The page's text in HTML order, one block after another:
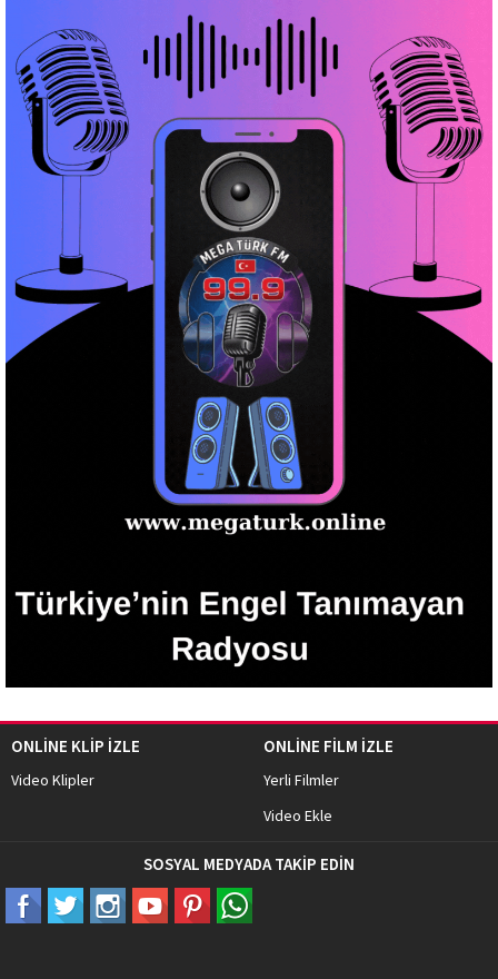
ONLİNE KLİP İZLE
Video Klipler
ONLİNE FİLM İZLE
Yerli Filmler
Video Ekle
SOSYAL MEDYADA TAKİP EDİN